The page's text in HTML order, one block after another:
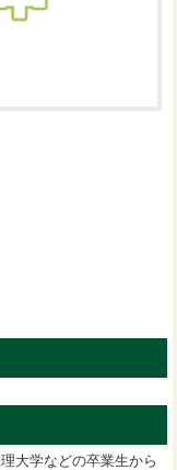
大学などの卒業生から